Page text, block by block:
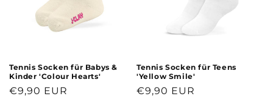
Tennis Socken für Babys &
Kinder 'Colour Hearts'
Normaler
€9,90 EUR
Tennis Socken für Teens
'Yellow Smile'
Normaler
€9,90 EUR